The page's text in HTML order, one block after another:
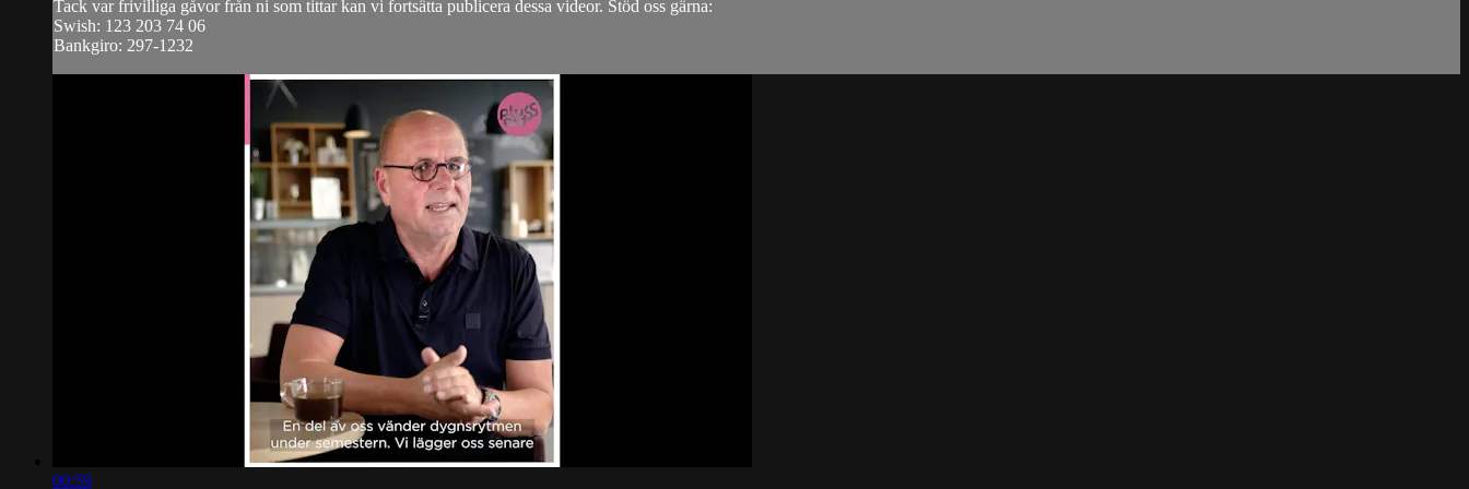
Tack var frivilliga gåvor från ni som tittar kan vi fortsätta publicera dessa videor. Stöd oss gärna:
Swish: 123 203 74 06
Bankgiro: 297-1232
00:59